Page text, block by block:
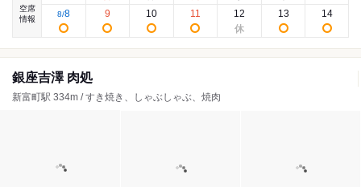
空席
情報
8/8 9 10 11 12 13 14
銀座吉澤 肉処
新富町駅 334m / すき焼き、しゃぶしゃぶ、焼肉